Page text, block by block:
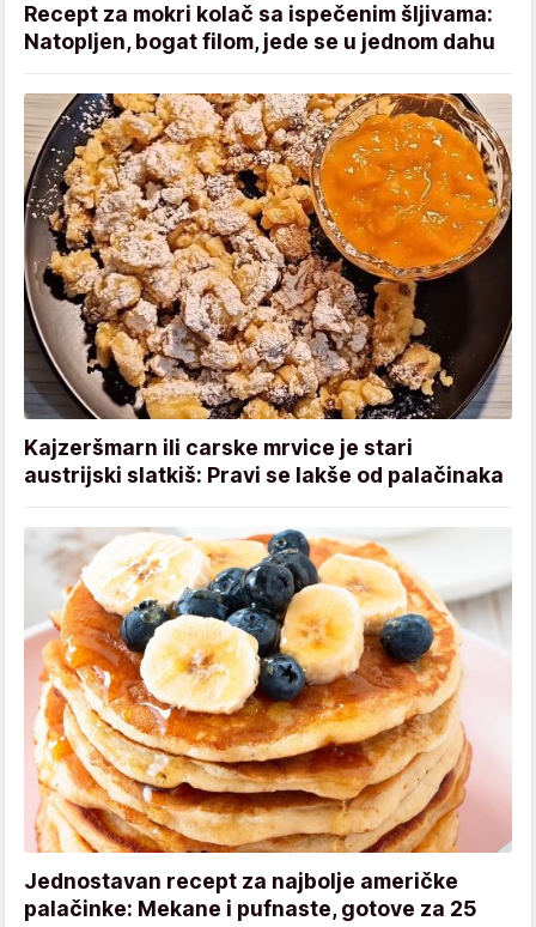
Recept za mokri kolač sa ispečenim šljivama:
Natopljen, bogat filom, jede se u jednom dahu
Kajzeršmarn ili carske mrvice je stari
austrijski slatkiš: Pravi se lakše od palačinaka
Jednostavan recept za najbolje američke
palačinke: Mekane i pufnaste, gotove za 25